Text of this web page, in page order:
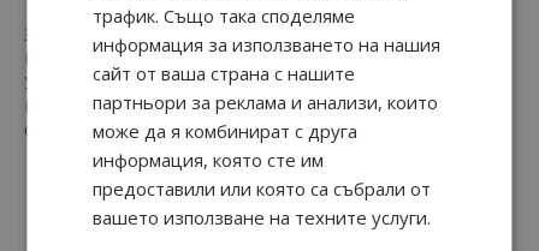
Заплащане и доставка
Безопасност
Условия за ползване
Рекламации и право на връщане
Онлайн решаване на спорове
За нас
трафик. Също така споделяме
информация за използването на нашия
сайт от ваша страна с нашите
партньори за реклама и анализи, които
може да я комбинират с друга
информация, която сте им
предоставили или която са събрали от
вашето използване на техните услуги.